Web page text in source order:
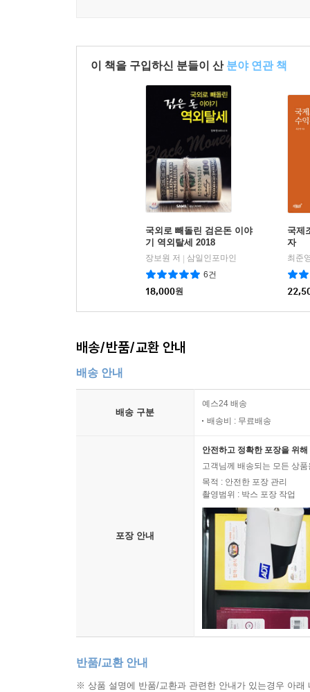
이 책을 구입하신 분들이 산 분야 연관 책
국외로 빼돌린 검은돈 이야
기 역외탈세 2018
장보원 저
삼일인포마인
6건
18,000원
국제
자
최준
배송/반품/교환 안내
배송 안내
배송 구분
예스24 배송
배송비 : 무료배송
포장 안내
안전하고 정확한 포장을 위
고객님께 배송되는 모든 상
목적 : 안전한 포장 관리
촬영범위 : 박스 포장 작업
반품/교환 안내
※ 상품 설명에 반품/교환과 관련한 안내가 있는경우 아